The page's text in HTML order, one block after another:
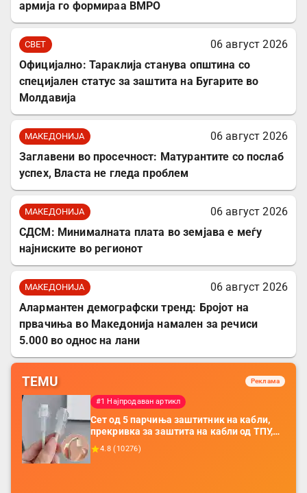
армија го формираа ВМРО
СВЕТ
06 август 2026
Официјално: Тараклија станува општина со
специјален статус за заштита на Бугарите во
Молдавија
МАКЕДОНИЈА
06 август 2026
Заглавени во просечност: Матурантите со послаб
успех, Власта не гледа проблем
МАКЕДОНИЈА
06 август 2026
СДСМ: Минималната плата во земјава е меѓу
најниските во регионот
МАКЕДОНИЈА
06 август 2026
Алармантен демографски тренд: Бројот на
првачиња во Македонија намален за речиси
5.000 во однос на лани
TEMU Реклама
#1 Најпродаван артикл
Сет од 5 парчиња заштитник на кабли,
прекривка за заштита на кабли од ТПУ,
додатоци за заштита на кабли, без
батерија, за мобилни телефони, комплет
4.8 (10276)